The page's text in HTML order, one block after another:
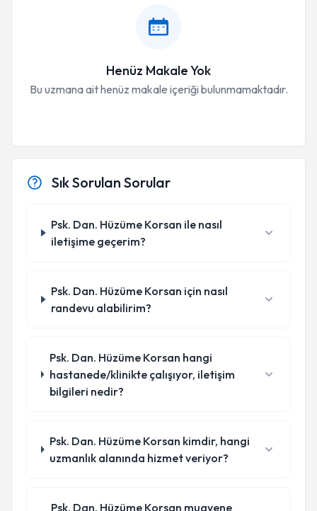
Henüz Makale Yok
Bu uzmana ait henüz makale içeriği bulunmamaktadır.
Sık Sorulan Sorular
Psk. Dan. Hüzüme Korsan ile nasıl
iletişime geçerim?
Psk. Dan. Hüzüme Korsan için nasıl
randevu alabilirim?
Psk. Dan. Hüzüme Korsan hangi
hastanede/klinikte çalışıyor, iletişim
bilgileri nedir?
Psk. Dan. Hüzüme Korsan kimdir, hangi
uzmanlık alanında hizmet veriyor?
Psk. Dan. Hüzüme Korsan muayene